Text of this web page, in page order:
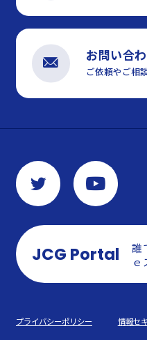
お問い合
ご依頼やご相
JCG Portal
誰
ｅ
プライバシーポリシー 情報セ